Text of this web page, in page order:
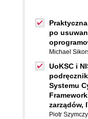
po
Michael
UoKSC i
Systemu
zarządów,
Piotr